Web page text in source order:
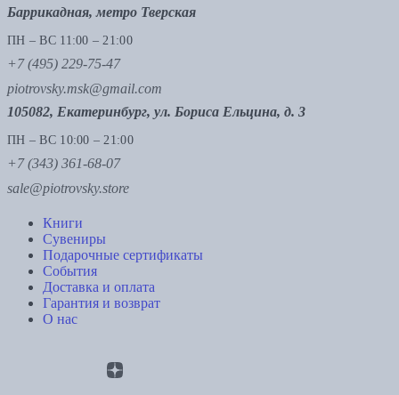
Баррикадная, метро Тверская
ПН – ВС 11:00 – 21:00
+7 (495) 229-75-47
piotrovsky.msk@gmail.com
105082, Екатеринбург, ул. Бориса Ельцина, д. 3
ПН – ВС 10:00 – 21:00
+7 (343) 361-68-07
sale@piotrovsky.store
Книги
Сувениры
Подарочные сертификаты
События
Доставка и оплата
Гарантия и возврат
О нас